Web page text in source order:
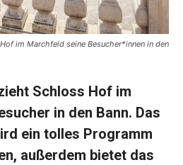
im Marchfeld seine Besucher*innen in den
Schloss Hof im
in den Bann. Das
ein tolles Programm
außerdem bietet das